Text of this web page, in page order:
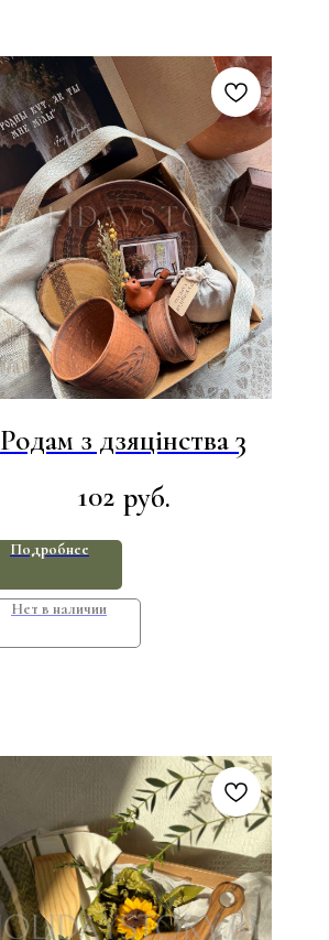
Родам з дзяцінства 3
102 руб.
Подробнее
Нет в наличии